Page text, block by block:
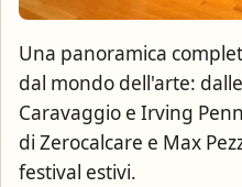
Una panoramica
dal mondo dell'arte:
Caravaggio e Irving
di Zerocalcare e Max
festival estivi.